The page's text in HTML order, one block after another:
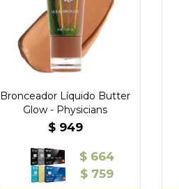
Bronceador Líquido Butter
Glow - Physicians
$ 949
$ 664
$ 759